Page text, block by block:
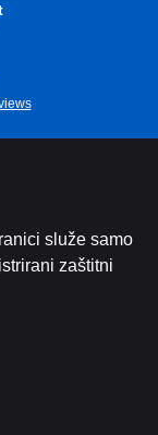
služe samo
zaštitni